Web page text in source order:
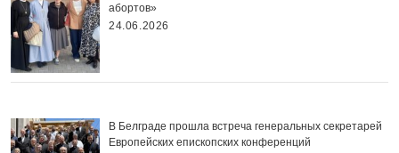
абортов»
24.06.2026
В Белграде прошла встреча генеральных секретарей
Европейских епископских конференций